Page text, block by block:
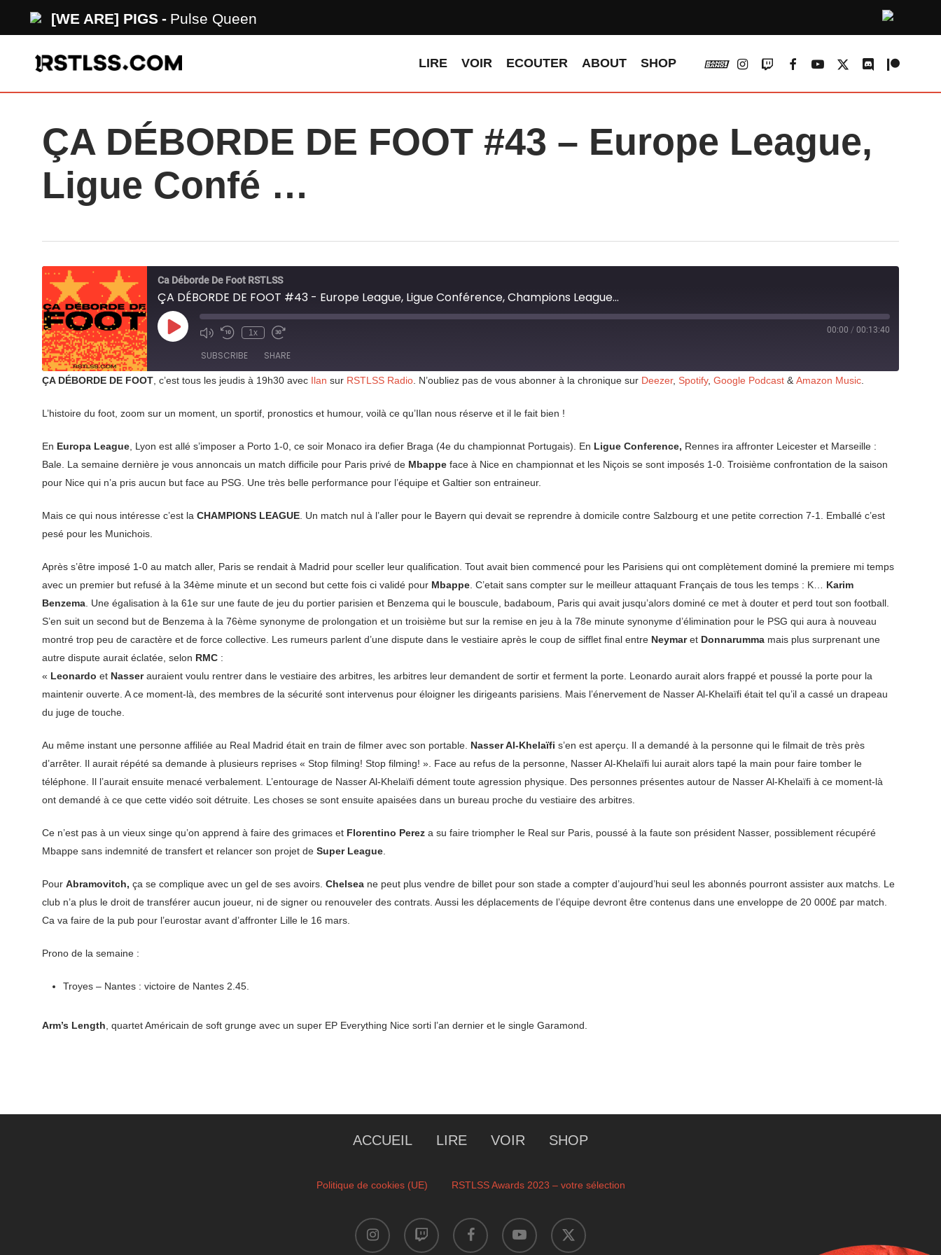
[WE ARE] PIGS Pulse Queen
LIRE VOIR ECOUTER ABOUT SHOP vk instagram
twitchfacebookyoutube
x-
discordpatreon
ÇA DÉBORDE DE FOOT #43 – Europe League,
Ligue Confé …
Ca Déborde De Foot RSTLSS
ÇA DÉBORDE DE FOOT #43 - Europe League, Ligue Conférence, Champions League...
Play
Episode Mute/Unmute
Rewind
Seconds
1x
Fast
30
seconds
00:00 / 00:13:40
SUBSCRIBE SHARE
RSS FEED
ÇA DÉBORDE DE FOOT , c’est tous les jeudis à 19h30 avec Ilan sur RSTLSS Radio . N’oubliez pas de vous abonner à la chronique sur Deezer, Spotify, Google Podcast & Amazon Music
L’histoire du foot, zoom sur un moment, un sportif, pronostics et humour, voilà ce qu’Ilan nous réserve et il le fait bien !
En Europa League , Lyon est allé s’imposer a Porto 1-0, ce soir Monaco ira defier Braga (4e du championnat Portugais). En Ligue Conference, Rennes ira affronter Leicester et Marseille :
Bale. La semaine dernière je vous annoncais un match difficile pour Paris privé de Mbappe face à Nice en championnat et les Niçois se sont imposés 1-0. Troisième confrontation de la saison
pour Nice qui n’a pris aucun but face au PSG. Une très belle performance pour l’équipe et Galtier son entraineur.
Mais ce qui nous intéresse c’est la CHAMPIONS LEAGUE . Un match nul à l’aller pour le Bayern qui devait se reprendre à domicile contre Salzbourg et une petite correction 7-1. Emballé c’est
pesé pour les Munichois.
Après s’être imposé 1-0 au match aller, Paris se rendait à Madrid pour sceller leur qualification. Tout avait bien commencé pour les Parisiens qui ont complètement dominé la premiere mi temps
avec un premier but refusé à la 34ème minute et un second but cette fois ci validé pour Mbappe . C’etait sans compter sur le meilleur attaquant Français de tous les temps : K… Karim
Benzema . Une égalisation à la 61e sur une faute de jeu du portier parisien et Benzema qui le bouscule, badaboum, Paris qui avait jusqu’alors dominé ce met à douter et perd tout son football.
S’en suit un second but de Benzema à la 76ème synonyme de prolongation et un troisième but sur la remise en jeu à la 78e minute synonyme d’élimination pour le PSG qui aura à nouveau
montré trop peu de caractère et de force collective. Les rumeurs parlent d’une dispute dans le vestiaire après le coup de sifflet final entre Neymaret Donnarumma mais plus surprenant une
autre dispute aurait éclatée, selon RMC :
« Leonardo et Nasserauraient voulu rentrer dans le vestiaire des arbitres, les arbitres leur demandent de sortir et ferment la porte. Leonardo aurait alors frappé et poussé la porte pour la
maintenir ouverte. A ce moment-là, des membres de la sécurité sont intervenus pour éloigner les dirigeants parisiens. Mais l’énervement de Nasser Al-Khelaïfi était tel qu’il a cassé un drapeau
du juge de touche.
Au même instant une personne affiliée au Real Madrid était en train de filmer avec son portable. Nasser Al-Khelaïfi s’en est aperçu. Il a demandé à la personne qui le filmait de très près
d’arrêter. Il aurait répété sa demande à plusieurs reprises « Stop filming! Stop filming! ». Face au refus de la personne, Nasser Al-Khelaïfi lui aurait alors tapé la main pour faire tomber le
téléphone. Il l’aurait ensuite menacé verbalement. L’entourage de Nasser Al-Khelaïfi dément toute agression physique. Des personnes présentes autour de Nasser Al-Khelaïfi à ce moment-là
ont demandé à ce que cette vidéo soit détruite. Les choses se sont ensuite apaisées dans un bureau proche du vestiaire des arbitres.
Ce n’est pas à un vieux singe qu’on apprend à faire des grimaces et Florentino Perez a su faire triompher le Real sur Paris, poussé à la faute son président Nasser, possiblement récupéré
Mbappe sans indemnité de transfert et relancer son projet de Super League
Pour Abramovitch, ça se complique avec un gel de ses avoirs. Chelsea ne peut plus vendre de billet pour son stade a compter d’aujourd’hui seul les abonnés pourront assister aux matchs. Le
club n’a plus le droit de transférer aucun joueur, ni de signer ou renouveler des contrats. Aussi les déplacements de l’équipe devront être contenus dans une enveloppe de 20 000£ par match.
Ca va faire de la pub pour l’eurostar avant d’affronter Lille le 16 mars.
Prono de la semaine :
Troyes – Nantes : victoire de Nantes 2.45.
Arm’s Length , quartet Américain de soft grunge avec un super EP Everything Nice sorti l’an dernier et le single Garamond.
ACCUEIL LIRE VOIR SHOP
Politique de cookies (UE) RSTLSS Awards 2023 – votre sélection
instagram twitch facebook youtube
x-
twitter